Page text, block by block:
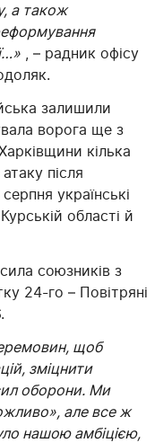
а також
, – радник офісу
залишили
ворога ще з
кілька
після
українські
області й
союзників з
24-го – Повітряні
щоб
зміцнити
оборони. Ми
але все ж
нашою амбіцією,